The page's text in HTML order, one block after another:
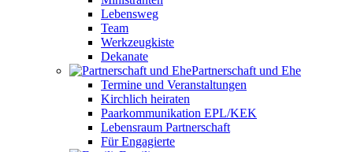
Lebensweg
Team
Werkzeugkiste
Dekanate
Partnerschaft und Ehe
Termine und Veranstaltungen
Kirchlich heiraten
Paarkommunikation EPL/KEK
Lebensraum Partnerschaft
Für Engagierte